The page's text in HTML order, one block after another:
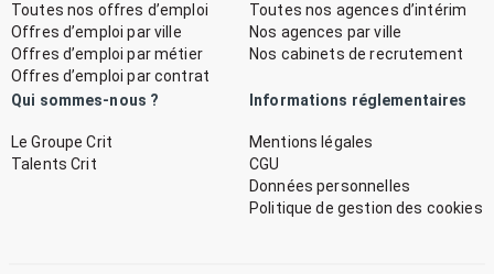
Toutes nos offres d’emploi
Offres d’emploi par ville
Offres d’emploi par métier
Offres d’emploi par contrat
Toutes nos agences d’intérim
Nos agences par ville
Nos cabinets de recrutement
Qui sommes-nous ?
Le Groupe Crit
Talents Crit
Informations réglementaires
Mentions légales
CGU
Données personnelles
Politique de gestion des cookies